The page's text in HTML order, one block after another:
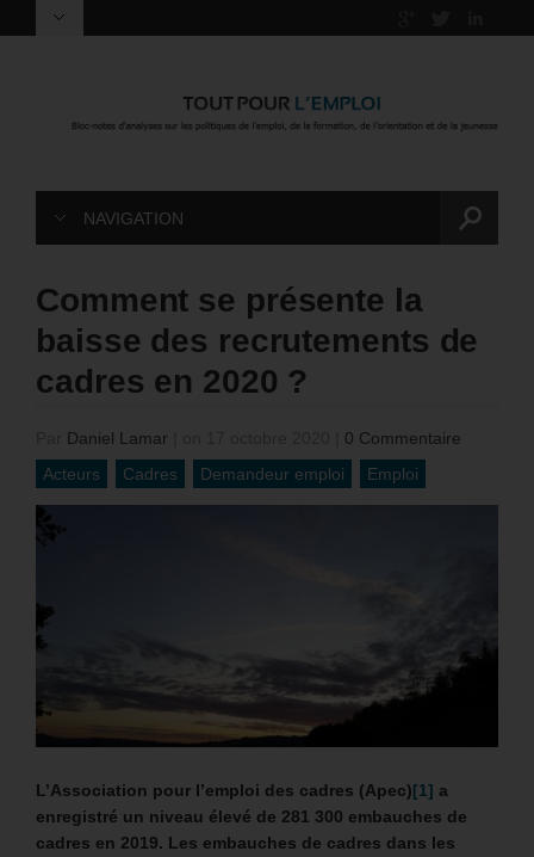
NAVIGATION
Comment se présente la
baisse des recrutements de
cadres en 2020 ?
Daniel Lamar
0 Commentaire
Acteurs
Cadres Demandeur emploi Emploi
L’Association pour l’emploi des cadres (Apec)[1] a
enregistré un niveau élevé de 281 300 embauches de
cadres en 2019. Les embauches de cadres dans les